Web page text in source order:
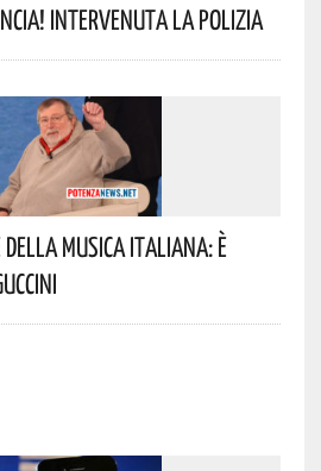
Intervenuta La Polizia
Della Musica Italiana: È